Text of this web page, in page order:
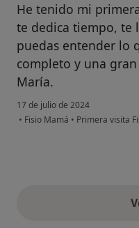
He tenido mi
te dedica tiempo, te
puedas entender lo
completo y una
María.
17 de julio de 2024
• Fisio Mamá • Primera visita